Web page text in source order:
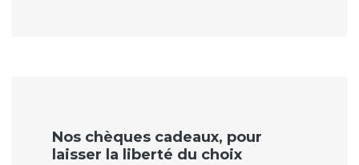
Nos chèques cadeaux, pour
laisser la liberté du choix